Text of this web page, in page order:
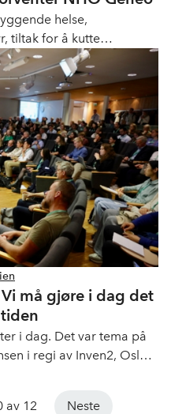
helse,
tiltak for å kutte
likebehandling av
NHO Geneo
på i statsbudsjettet.
må gjøre i dag det
i dag. Det var tema på
i regi av Inven2, Oslo
av 12 Neste